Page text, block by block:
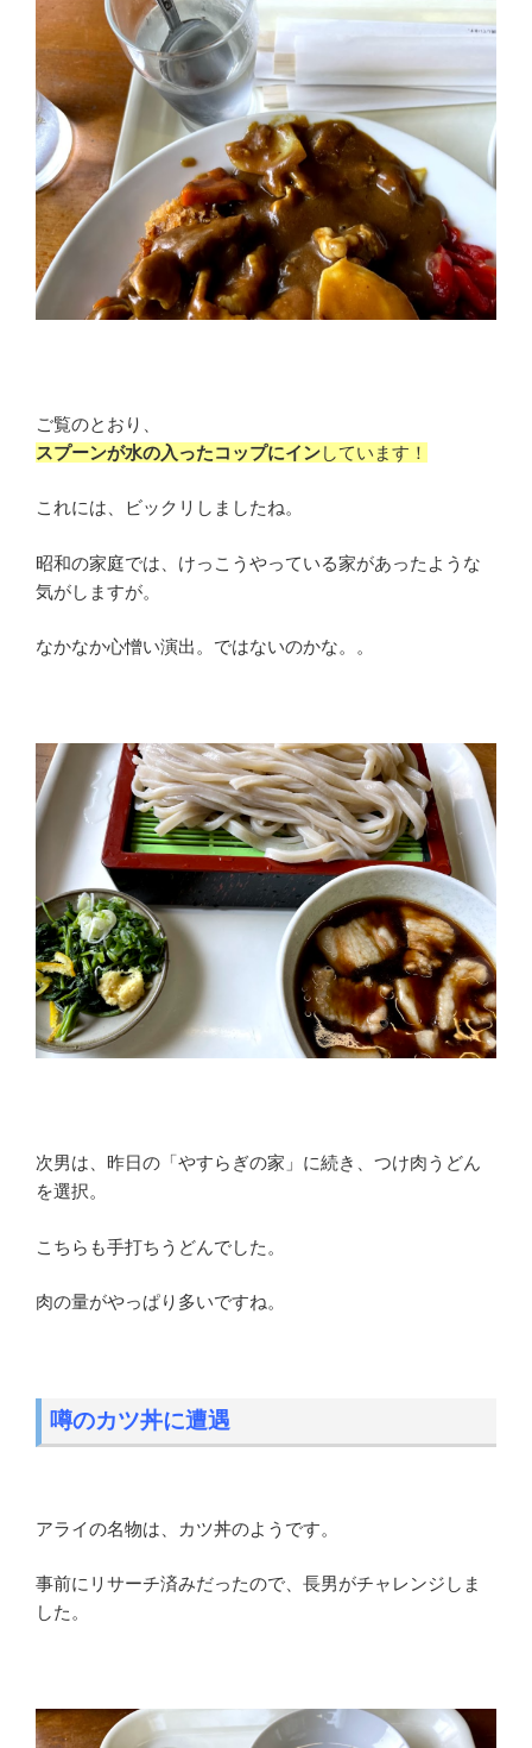
ご覧のとおり、
スプーンが水の入ったコップにインしています！
これには、ビックリしましたね。
昭和の家庭では、けっこうやっている家があったような
気がしますが。
なかなか心憎い演出。ではないのかな。。
次男は、昨日の「やすらぎの家」に続き、つけ肉うどん
を選択。
こちらも手打ちうどんでした。
肉の量がやっぱり多いですね。
噂のカツ丼に遭遇
アライの名物は、カツ丼のようです。
事前にリサーチ済みだったので、長男がチャレンジしま
した。